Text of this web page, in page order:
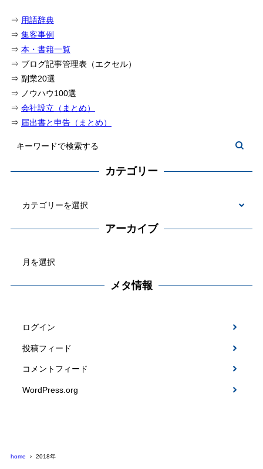
⇒ 用語辞典
⇒ 集客事例
⇒ 本・書籍一覧
⇒ ブログ記事管理表（エクセル）
⇒ 副業20選
⇒ ノウハウ100選
⇒ 会社設立（まとめ）
⇒ 届出書と申告（まとめ）
カテゴリー
アーカイブ
カ
メタ情報
ログイン
投稿フィード
コメントフィード
WordPress.org
home 2018年